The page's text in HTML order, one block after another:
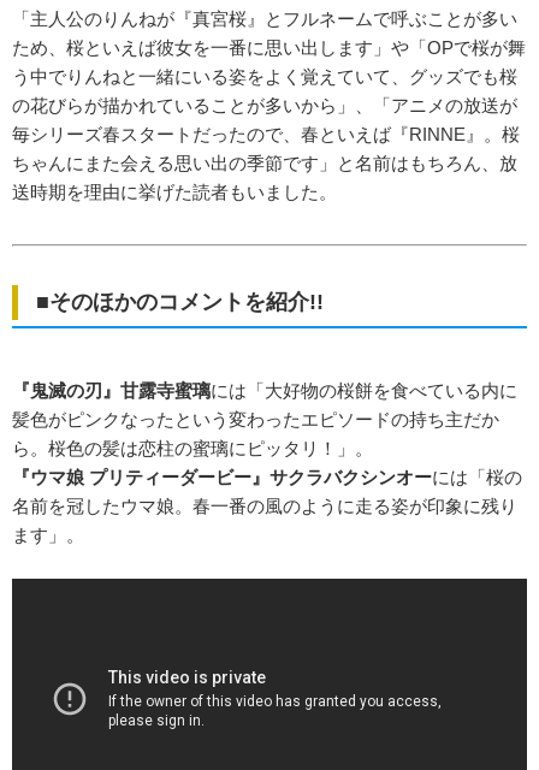
「主人公のりんねが『真宮桜』とフルネームで呼ぶことが多い
ため、桜といえば彼女を一番に思い出します」や「OPで桜が舞
う中でりんねと一緒にいる姿をよく覚えていて、グッズでも桜
の花びらが描かれていることが多いから」、「アニメの放送が
毎シリーズ春スタートだったので、春といえば『RINNE』。桜
ちゃんにまた会える思い出の季節です」と名前はもちろん、放
送時期を理由に挙げた読者もいました。
■そのほかのコメントを紹介!!
『鬼滅の刃』甘露寺蜜璃には「大好物の桜餅を食べている内に
髪色がピンクなったという変わったエピソードの持ち主だか
ら。桜色の髪は恋柱の蜜璃にピッタリ！」。
『ウマ娘 プリティーダービー』サクラバクシンオーには「桜の
名前を冠したウマ娘。春一番の風のように走る姿が印象に残り
ます」。